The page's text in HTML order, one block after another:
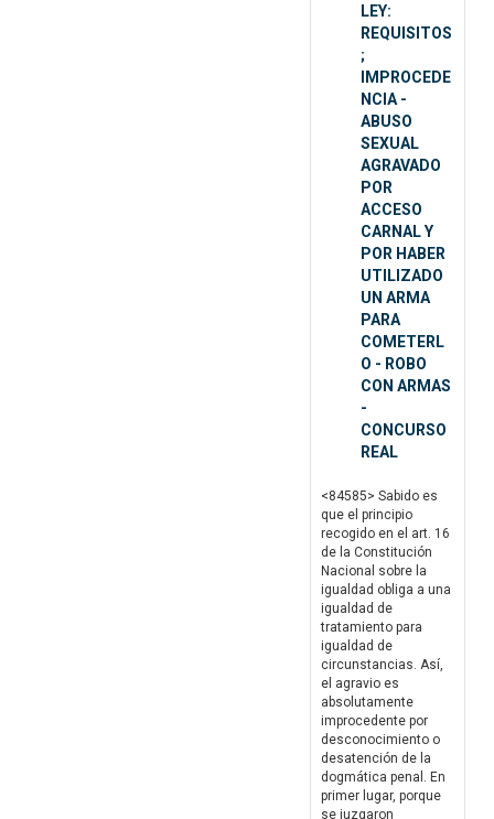
LEY:
REQUISITOS
;
IMPROCEDE
NCIA -
ABUSO
SEXUAL
AGRAVADO
POR
ACCESO
CARNAL Y
POR HABER
UTILIZADO
UN ARMA
PARA
COMETERL
O - ROBO
CON ARMAS
-
CONCURSO
REAL
<84585> Sabido es
que el principio
recogido en el art. 16
de la Constitución
Nacional sobre la
igualdad obliga a una
igualdad de
tratamiento para
igualdad de
circunstancias. Así,
el agravio es
absolutamente
improcedente por
desconocimiento o
desatención de la
dogmática penal. En
primer lugar, porque
se juzgaron